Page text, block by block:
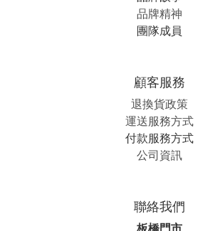
品牌精神
團隊成員
顧客服務
退換貨政策
運送服務方式
付款服務方式
公司資訊
聯絡我們